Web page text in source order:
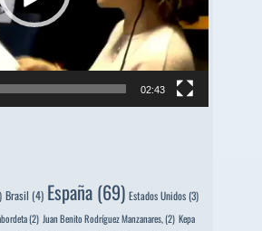
02:43
Brasil (4) España (69) Estados Unidos(3)
(2) Juan Benito Rodríguez Manzanares, (2) Kepa